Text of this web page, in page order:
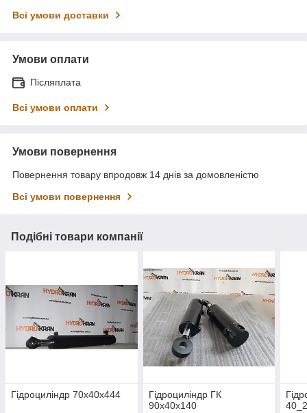
Всі умови доставки
Умови оплати
Післяплата
Всі умови оплати
Умови повернення
Повернення товару впродовж 14 днів за домовленістю
Всі умови повернення
Подібні товари компанії
Гідроциліндр 70х40х444
Гідроциліндр ГК
90х40х140